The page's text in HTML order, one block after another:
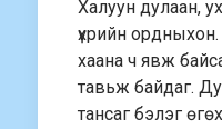
Халуун дулаан,
үхрийн
хаана ч явж
тавьж байдаг.
тансаг бэлэг